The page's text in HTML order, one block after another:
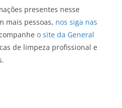
presentes nesse
mais pessoas, nos siga nas
o site da General
de limpeza profissional e